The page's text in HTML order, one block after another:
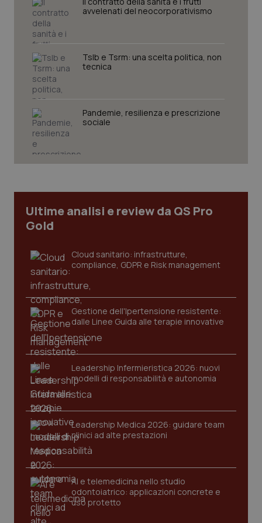
avvelenati del neocorporativismo
Tslb e Tsrm: una scelta politica, non
tecnica
Pandemie, resilienza e prescrizione
sociale
Ultime analisi e review da QS Pro
Gold
Cloud sanitario: infrastrutture,
compliance, GDPR e Risk management
Gestione dell'Ipertensione resistente:
dalle Linee Guida alle terapie innovative
Leadership Infermieristica 2026: nuovi
modelli di responsabilità e autonomia
Leadership Medica 2026: guidare team
clinici ad alte prestazioni
AI e telemedicina nello studio
odontoiatrico: applicazioni concrete e
uso protetto
I cookie necessari contribuiscono a rendere fruibile il
navigazione sulle pagine e l'accesso alle aree
protette del sito. Il sito web non è in grado di
funzionare correttamente senza questi cookie.
Nome
VISITOR_PRIVACY_METADATA
.youtube.com
tracking-sites-ironfish-
tracking-enable
www.quotidianosanita.it
tracking-sites-ironfish-
session-id
www.quotidianosanita.it